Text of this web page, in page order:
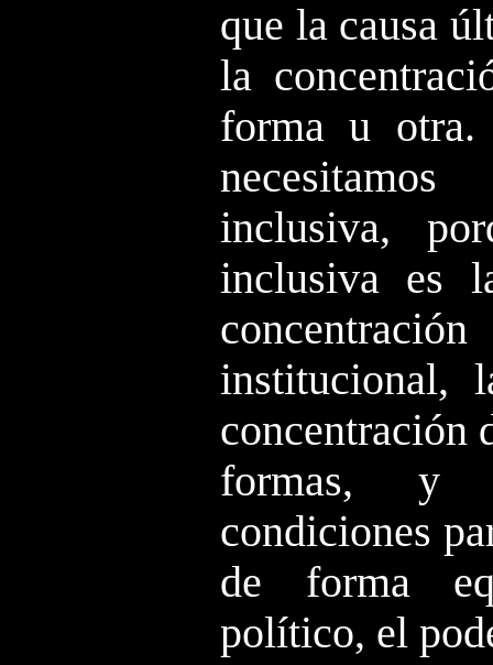
que la causa
la
forma u
inclusiva,
inclusiva es
institucional,
concentración
formas, y
condiciones
de forma
político, el